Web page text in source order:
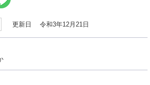
更新日 令和3年12月21日